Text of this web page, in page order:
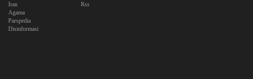
Iran
Agama
Parspedia
Disinformasi
Rss